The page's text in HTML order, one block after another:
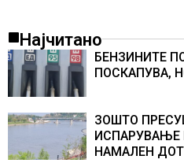
Најчитано
БЕНЗИНИТЕ
ПОСКАПУВА,
ЗОШТО
ИСПАРУВАЊЕ
НАМАЛЕН